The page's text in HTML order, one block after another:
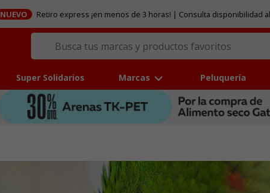
NUEVO Retiro express ¡en menos de 3 horas! | Consulta disponibilidad
Super Solidarios Marcas Peluquería